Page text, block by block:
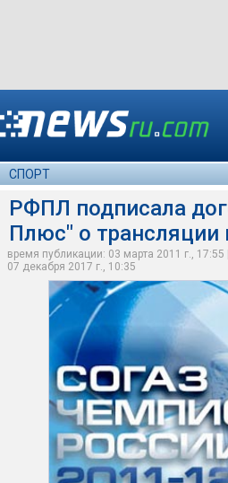
СПОРТ
РФПЛ подписала
Плюс" о трансляции
время публикации: 03 марта 2011 г.,
07 декабря 2017 г., 10:35